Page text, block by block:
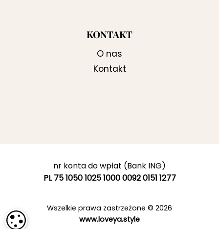
KONTAKT
O nas
Kontakt
nr konta do wpłat (Bank ING)
PL 75 1050 1025 1000 0092 0151 1277
Wszelkie prawa zastrzeżone © 2026
www.loveya.style
USTAWIENIA PLIKÓW COOKIE